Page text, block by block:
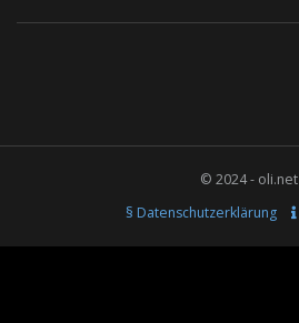
© 2024 - oli.net
§ Datenschutzerklärung